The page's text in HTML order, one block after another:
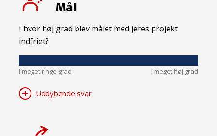
Mål
I hvor høj grad blev målet med jeres projekt
indfriet?
I meget ringe grad I meget høj grad
Uddybende svar